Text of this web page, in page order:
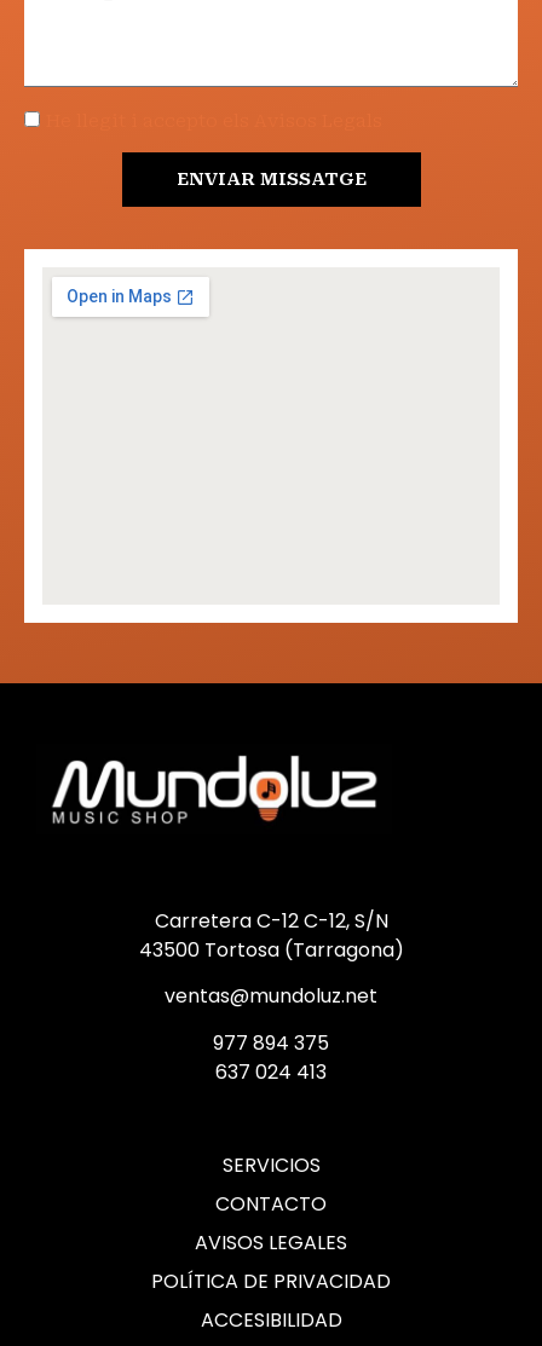
ENVIAR MISSATGE
Carretera C-12 C-12, S/N
43500 Tortosa (Tarragona)
ventas@mundoluz.net
977 894 375
637 024 413
SERVICIOS
CONTACTO
AVISOS LEGALES
POLÍTICA DE PRIVACIDAD
ACCESIBILIDAD